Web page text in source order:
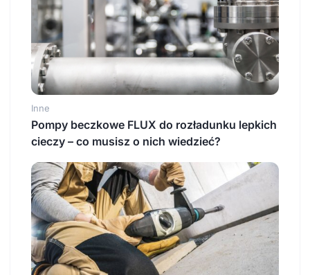
Inne
Pompy beczkowe FLUX do rozładunku lepkich
cieczy – co musisz o nich wiedzieć?